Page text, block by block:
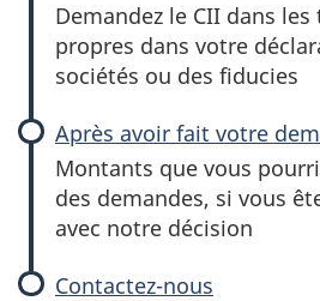
Demandez le CII dans
propres dans votre
sociétés ou des fiducies
Après avoir fait votre
Montants que vous
des demandes, si vous
avec notre décision
Contactez-nous